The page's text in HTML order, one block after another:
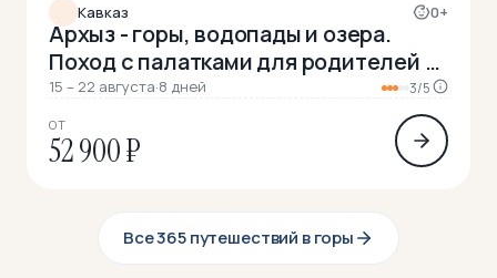
Кавказ 0+
Архыз - горы, водопады и озера.
Поход с палатками для родителей с
детьми
15 – 22 августа·8 дней 3/5
ОТ
52 900 ₽
Все 365 путешествий в горы